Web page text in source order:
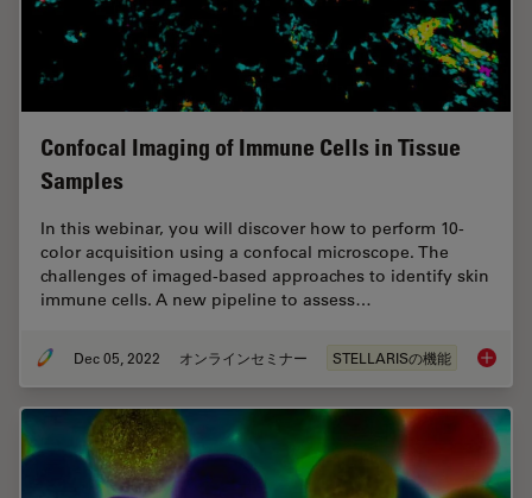
Confocal Imaging of Immune Cells in Tissue
Samples
In this webinar, you will discover how to perform 10-
color acquisition using a confocal microscope. The
challenges of imaged-based approaches to identify skin
immune cells. A new pipeline to assess…
Dec 05, 2022 オンラインセミナー STELLARISの機能